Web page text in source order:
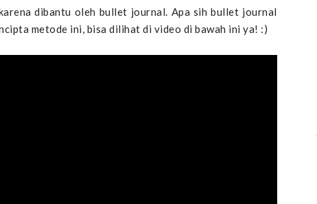
dibantu oleh bullet journal. Apa sih bullet journal
metode ini, bisa dilihat di video di bawah ini ya! :)